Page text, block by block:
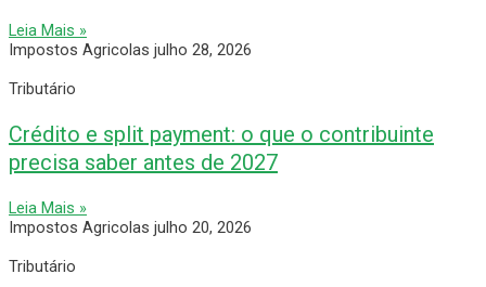
Leia Mais »
Impostos Agricolas julho 28, 2026
Tributário
Crédito e split payment: o que o contribuinte
precisa saber antes de 2027
Leia Mais »
Impostos Agricolas julho 20, 2026
Tributário